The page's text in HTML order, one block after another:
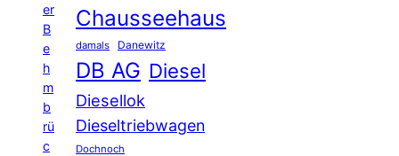
er
B
e
h
m
b
rü
c
Chausseehaus
damals Danewitz
DB AG Diesel
Diesellok
Dieseltriebwagen
Dochnoch